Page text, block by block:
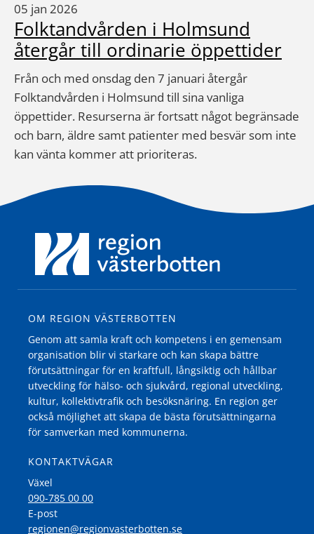
05 jan 2026
Folktandvården i Holmsund
återgår till ordinarie öppettider
Från och med onsdag den 7 januari återgår
Folktandvården i Holmsund till sina vanliga
öppettider. Resurserna är fortsatt något begränsade
och barn, äldre samt patienter med besvär som inte
kan vänta kommer att prioriteras.
OM REGION VÄSTERBOTTEN
Genom att samla kraft och kompetens i en gemensam
organisation blir vi starkare och kan skapa bättre
förutsättningar för en kraftfull, långsiktig och hållbar
utveckling för hälso- och sjukvård, regional utveckling,
kultur, kollektivtrafik och besöksnäring. En region ger
också möjlighet att skapa de bästa förutsättningarna
för samverkan med kommunerna.
KONTAKTVÄGAR
Växel
090-785 00 00
E-post
regionen@regionvasterbotten.se